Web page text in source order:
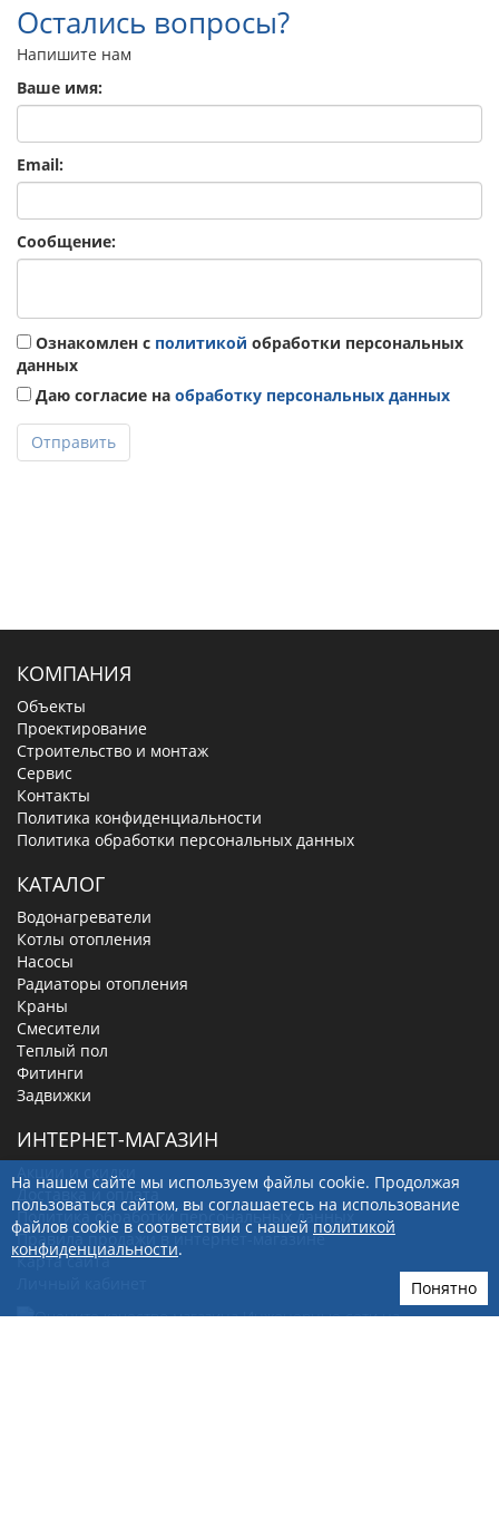
Остались вопросы?
Напишите нам
Ваше имя:
Email:
Сообщение:
Ознакомлен с политикой обработки персональных
данных
Даю согласие на обработку персональных данных
Отправить
КОМПАНИЯ
Объекты
Проектирование
Строительство и монтаж
Сервис
Контакты
Политика конфиденциальности
Политика обработки персональных данных
КАТАЛОГ
Водонагреватели
Котлы отопления
Насосы
Радиаторы отопления
Краны
Смесители
Теплый пол
Фитинги
Задвижки
ИНТЕРНЕТ-МАГАЗИН
Акции и скидки
Доставка и оплата
Политика обработки персональных данных
Правила продажи в интернет-магазине
Карта сайта
На нашем сайте мы используем файлы cookie. Продолжая
пользоваться сайтом, вы соглашаетесь на использование
файлов cookie в соответствии с нашей политикой
конфиденциальности.
Понятно